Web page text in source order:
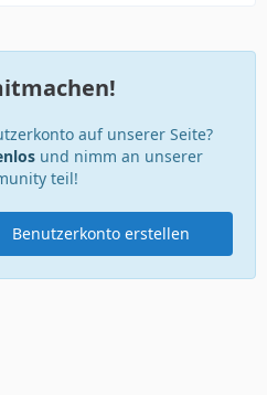
auf unserer Seite?
und nimm an unserer
teil!
Benutzerkonto erstellen